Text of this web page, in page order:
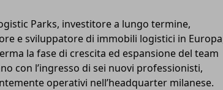
Parks, investitore a lungo termine,
e sviluppatore di immobili logistici in
la fase di crescita ed espansione del team
con l’ingresso di sei nuovi professionisti,
operativi nell’headquarter milanese.